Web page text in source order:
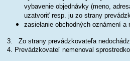
vybavenie objednávky (meno,
uzatvoriť resp. ju zo strany
zasielanie obchodných oznámení
3. Zo strany prevádzkovateľa
4. Prevádzkovateľ nemenoval